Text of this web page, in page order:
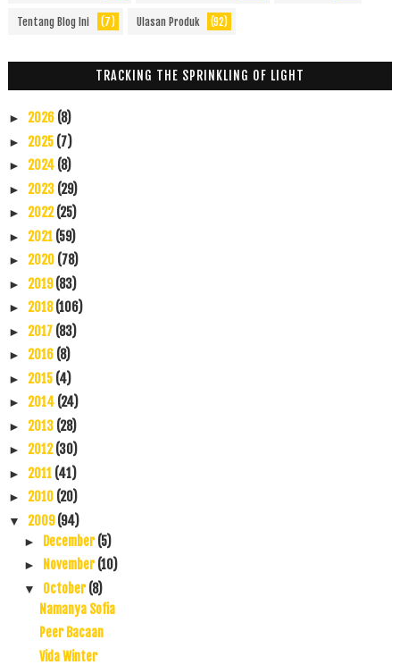
Tentang Blog Ini (7) Ulasan Produk (92)
TRACKING THE SPRINKLING OF LIGHT
► 2026 (8)
► 2025 (7)
► 2024 (8)
► 2023 (29)
► 2022(25)
► 2021 (59)
► 2020 (78)
► 2019(83)
► 2018(106)
► 2017 (83)
► 2016 (8)
► 2015 (4)
► 2014 (24)
► 2013 (28)
► 2012(30)
► 2011 (41)
► 2010 (20)
▼ 2009(94)
► December(5)
► November(10)
▼ October(8)
Namanya Sofia
Peer Bacaan
Vida Winter